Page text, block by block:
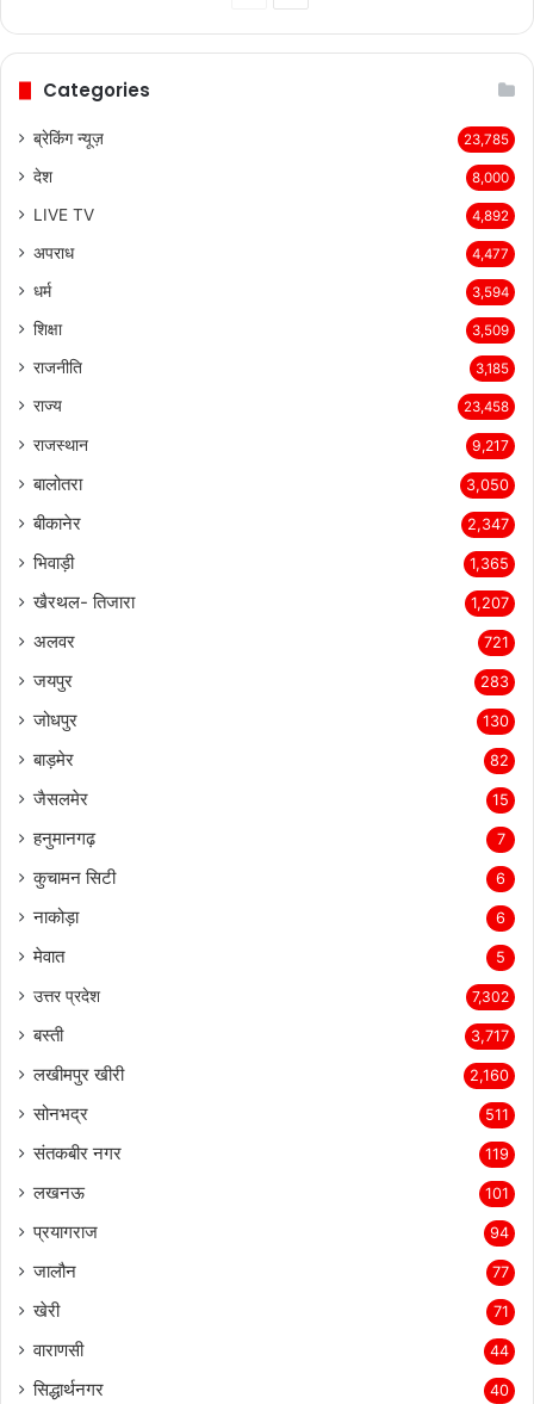
Previous
page
Next
page
ब्रेकिंग न्यूज़ 23,785
8,000
4,892
अपराध 4,477
धर्म 3,594
3,509
3,185
23,458
राजस्थान 9,217
बालोतरा 3,050
बीकानेर 2,347
भिवाड़ी 1,365
1,207
721
जयपुर 283
जोधपुर 130
बाड़मेर 82
15
हनुमानगढ़ 7
कुचामन सिटी 6
नाकोड़ा 6
5
7,302
बस्ती 3,717
लखीमपुर खीरी 2,160
सोनभद्र 511
119
101
प्रयागराज 94
जालौन 77
71
वाराणसी 44